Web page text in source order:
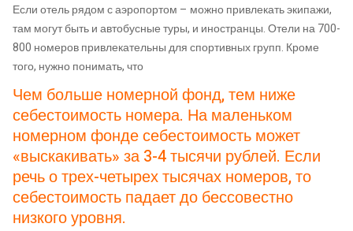
Если отель рядом с аэропортом – можно привлекать экипажи,
там могут быть и автобусные туры, и иностранцы. Отели на 700-
800 номеров привлекательны для спортивных групп. Кроме
того, нужно понимать, что
Чем больше номерной фонд, тем ниже
себестоимость номера. На маленьком
номерном фонде себестоимость может
«выскакивать» за 3-4 тысячи рублей. Если
речь о трех-четырех тысячах номеров, то
себестоимость падает до бессовестно
низкого уровня.